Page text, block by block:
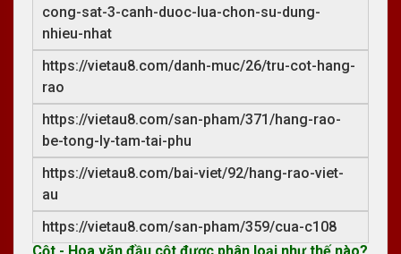
cong-sat-3-canh-duoc-lua-chon-su-dung-
nhieu-nhat
https://vietau8.com/danh-muc/26/tru-cot-hang-
rao
https://vietau8.com/san-pham/371/hang-rao-
be-tong-ly-tam-tai-phu
https://vietau8.com/bai-viet/92/hang-rao-viet-
au
https://vietau8.com/san-pham/359/cua-c108